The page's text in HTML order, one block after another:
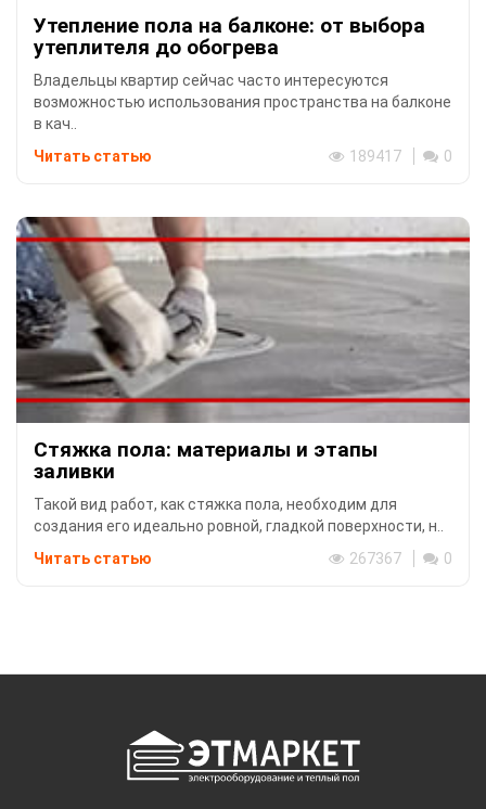
Утепление пола на балконе: от выбора
утеплителя до обогрева
Владельцы квартир сейчас часто интересуются
возможностью использования пространства на балконе
в кач..
Читать статью
189417 0
Стяжка пола: материалы и этапы
заливки
Такой вид работ, как стяжка пола, необходим для
создания его идеально ровной, гладкой поверхности, н..
Читать статью
267367 0